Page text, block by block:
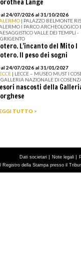
Lange
24/07/2026 al 31/10/2026
| PALAZZO BELMONTE
I PARCO ARCHEOLOGICO
VALLE DEI TEMPLI -
L’incanto del Mito I
Il peso dei sogni
24/07/2026 al 31/01/2027
| LECCE – MUSEO MUST I
NAZIONALE DI
nascosti della
TUTTO >
Dati societari | Note legali |
della Stampa presso il